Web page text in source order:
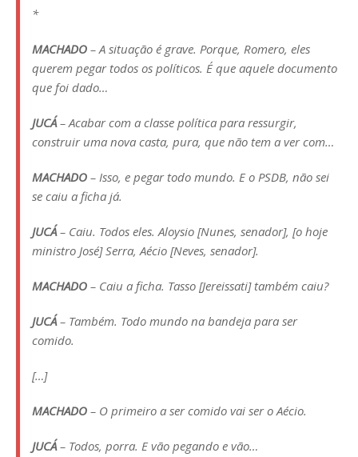
*
MACHADO – A situação é grave. Porque, Romero, eles
querem pegar todos os políticos. É que aquele documento
que foi dado…
JUCÁ– Acabar com a classe política para ressurgir,
construir uma nova casta, pura, que não tem a ver com…
MACHADO – Isso, e pegar todo mundo. E o PSDB, não sei
se caiu a ficha já.
JUCÁ– Caiu. Todos eles. Aloysio [Nunes, senador], [o hoje
ministro José] Serra, Aécio [Neves, senador].
MACHADO – Caiu a ficha. Tasso [Jereissati] também caiu?
JUCÁ– Também. Todo mundo na bandeja para ser
comido.
[…]
MACHADO – O primeiro a ser comido vai ser o Aécio.
JUCÁ– Todos, porra. E vão pegando e vão…